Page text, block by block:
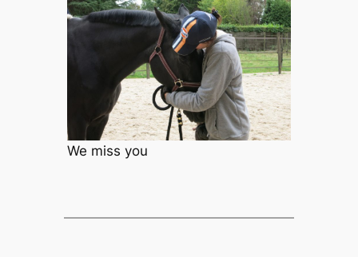
We miss you